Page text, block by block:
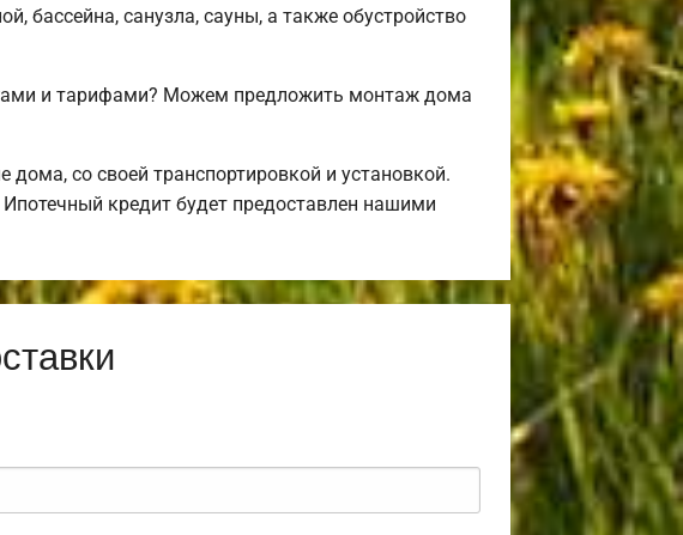
бассейна, санузла, сауны, а также обустройство
и тарифами? Можем предложить монтаж дома
со своей транспортировкой и установкой.
кредит будет предоставлен нашими